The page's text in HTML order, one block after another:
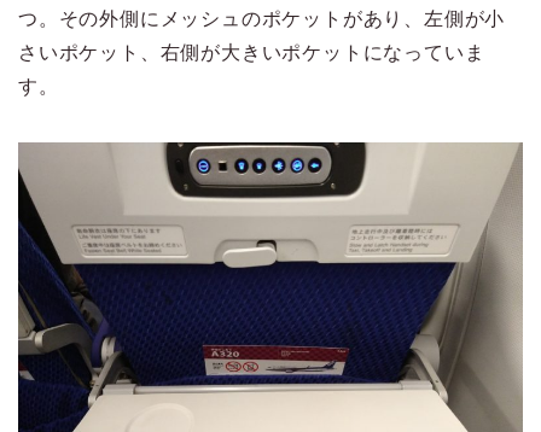
つ。その外側にメッシュのポケットがあり、左側が小
さいポケット、右側が大きいポケットになっていま
す。